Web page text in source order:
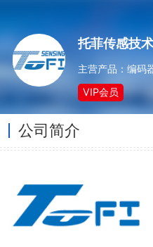
托菲传感技
主营产品：编码
VIP会员
公司简介